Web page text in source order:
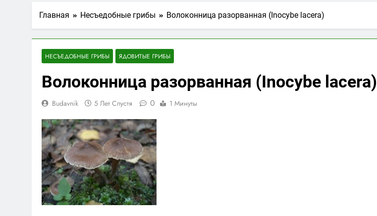
Главная Несъедобные грибы Волоконница разорванная (Inocybe lacera)
НЕСЪЕДОБНЫЕ ГРИБЫ ЯДОВИТЫЕ ГРИБЫ
Волоконница разорванная (Inocybe lacera)
Budavnik 5 Лет Спустя 0 1 Минуты